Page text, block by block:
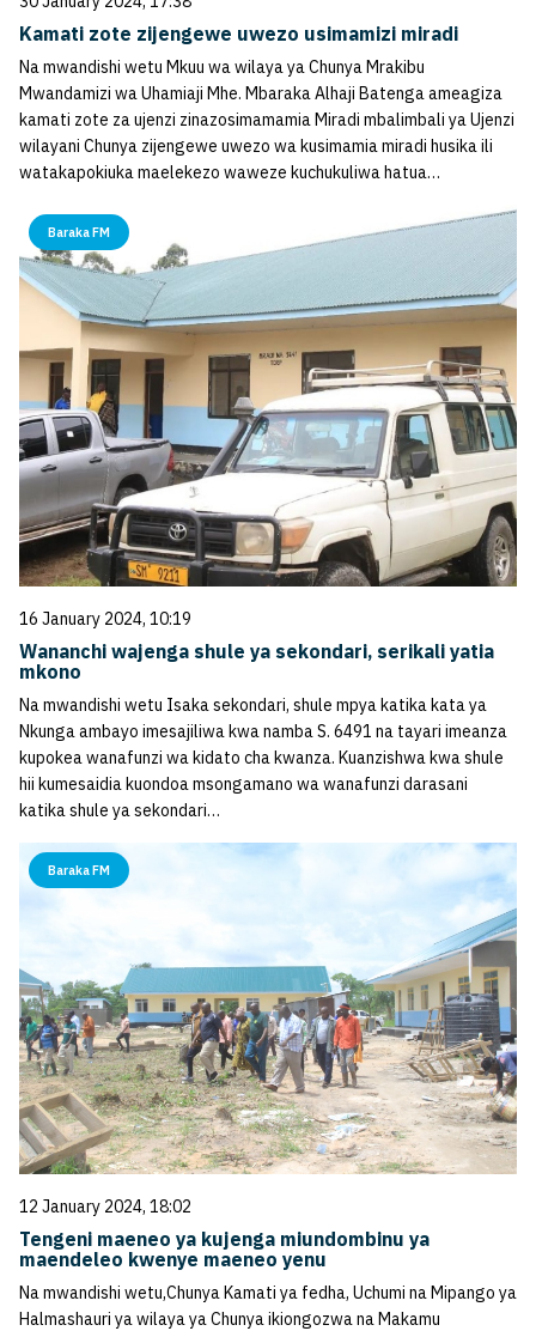
Kamati zote zijengewe uwezo usimamizi miradi
Na mwandishi wetu Mkuu wa wilaya ya Chunya Mrakibu
Mwandamizi wa Uhamiaji Mhe. Mbaraka Alhaji Batenga ameagiza
kamati zote za ujenzi zinazosimamamia Miradi mbalimbali ya Ujenzi
wilayani Chunya zijengewe uwezo wa kusimamia miradi husika ili
watakapokiuka maelekezo waweze kuchukuliwa hatua…
Baraka FM
16 January 2024, 10:19
Wananchi wajenga shule ya sekondari, serikali yatia
mkono
Na mwandishi wetu Isaka sekondari, shule mpya katika kata ya
Nkunga ambayo imesajiliwa kwa namba S. 6491 na tayari imeanza
kupokea wanafunzi wa kidato cha kwanza. Kuanzishwa kwa shule
hii kumesaidia kuondoa msongamano wa wanafunzi darasani
katika shule ya sekondari…
Baraka FM
12 January 2024, 18:02
Tengeni maeneo ya kujenga miundombinu ya
maendeleo kwenye maeneo yenu
Na mwandishi wetu,Chunya Kamati ya fedha, Uchumi na Mipango ya
Halmashauri ya wilaya ya Chunya ikiongozwa na Makamu